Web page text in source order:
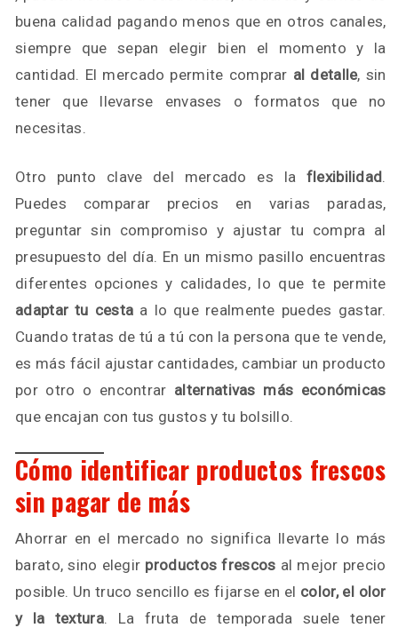
buena calidad pagando menos que en otros canales,
siempre que sepan elegir bien el momento y la
cantidad. El mercado permite comprar al detalle, sin
tener que llevarse envases o formatos que no
necesitas.
Otro punto clave del mercado es la flexibilidad.
Puedes comparar precios en varias paradas,
preguntar sin compromiso y ajustar tu compra al
presupuesto del día. En un mismo pasillo encuentras
diferentes opciones y calidades, lo que te permite
adaptar tu cesta a lo que realmente puedes gastar.
Cuando tratas de tú a tú con la persona que te vende,
es más fácil ajustar cantidades, cambiar un producto
por otro o encontrar alternativas más económicas
que encajan con tus gustos y tu bolsillo.
Cómo identificar productos frescos
sin pagar de más
Ahorrar en el mercado no significa llevarte lo más
barato, sino elegir productos frescos al mejor precio
posible. Un truco sencillo es fijarse en el color, el olor
y la textura. La fruta de temporada suele tener